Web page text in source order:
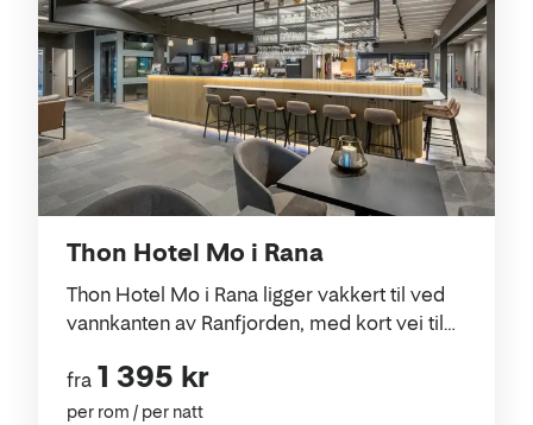
Thon Hotel Mo i Rana
Thon Hotel Mo i Rana ligger vakkert til ved
vannkanten av Ranfjorden, med kort vei til
fra 1 395 kr
per rom / per natt